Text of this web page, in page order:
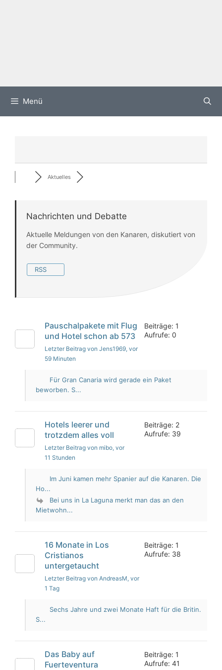
Menü
Aktuelles
Nachrichten und Debatte
Aktuelle Meldungen von den Kanaren, diskutiert von
der Community.
RSS
Pauschalpakete mit Flug
und Hotel schon ab 573
Letzter Beitrag von Jens1969, vor
59 Minuten
Beiträge: 1
Aufrufe: 0
Für Gran Canaria wird gerade ein Paket
beworben. S...
Hotels leerer und
trotzdem alles voll
Letzter Beitrag von mibo, vor
11 Stunden
Beiträge: 2
Aufrufe: 39
Im Juni kamen mehr Spanier auf die Kanaren. Die
Ho...
Bei uns in La Laguna merkt man das an den
Mietwohn...
16 Monate in Los
Cristianos
untergetaucht
Letzter Beitrag von AndreasM, vor
1 Tag
Beiträge: 1
Aufrufe: 38
Sechs Jahre und zwei Monate Haft für die Britin.
S...
Das Baby auf
Fuerteventura
Beiträge: 1
Aufrufe: 41